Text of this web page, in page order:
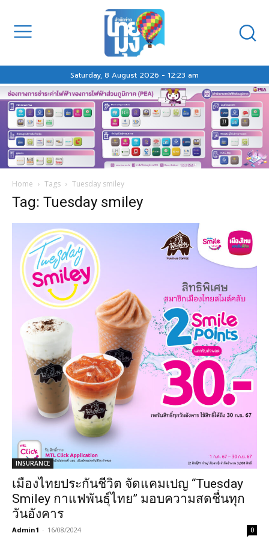
Saturday, 8 August 2026 - 12:23 am
Home Tags Tuesday smiley
Tag: Tuesday smiley
INSURANCE
เมืองไทยประกันชีวิต จัดแคมเปญ “Tuesday
Smiley กาแฟพันธุ์ไทย” มอบความสดชื่นทุก
วันอังคาร
Admin1 - 16/08/2024 0